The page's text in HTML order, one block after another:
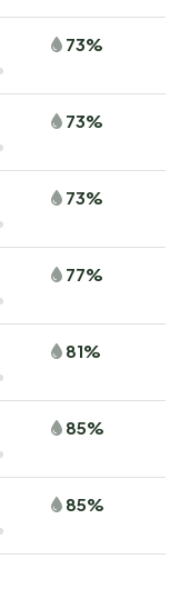
73%
73%
73%
77%
81%
85%
85%